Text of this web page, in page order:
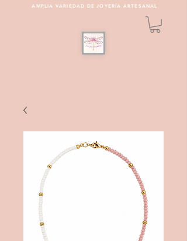
AMPLIA VARIEDAD DE JOYERÍA ARTESANAL